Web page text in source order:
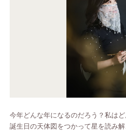
今年どんな年になるのだろう？私は
誕生日の天体図をつかって星を読み